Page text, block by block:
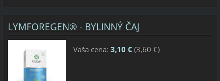
LYMFOREGEN® - BYLINNÝ ČAJ
Vaša cena: 3,10 €(3,60 €)